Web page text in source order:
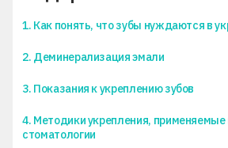
1. Как понять, что зубы нуждаются в
2. Деминерализация эмали
3. Показания к укреплению зубов
4. Методики укрепления, применяемые
стоматологии